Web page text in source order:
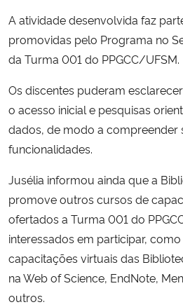
Gabinete de Segurança Institucional
Advocacia-Geral da União
Planalto
A atividade desenvolvida faz
promovidas pelo Programa no
da Turma 001 do PPGCC/UFSM.
Os discentes puderam
o acesso inicial e pesquisas
dados, de modo a compreender
funcionalidades.
Jusélia informou ainda que a
promove outros cursos de
ofertados a Turma 001 do
interessados em participar,
capacitações virtuais das
na Web of Science, EndNote,
outros.